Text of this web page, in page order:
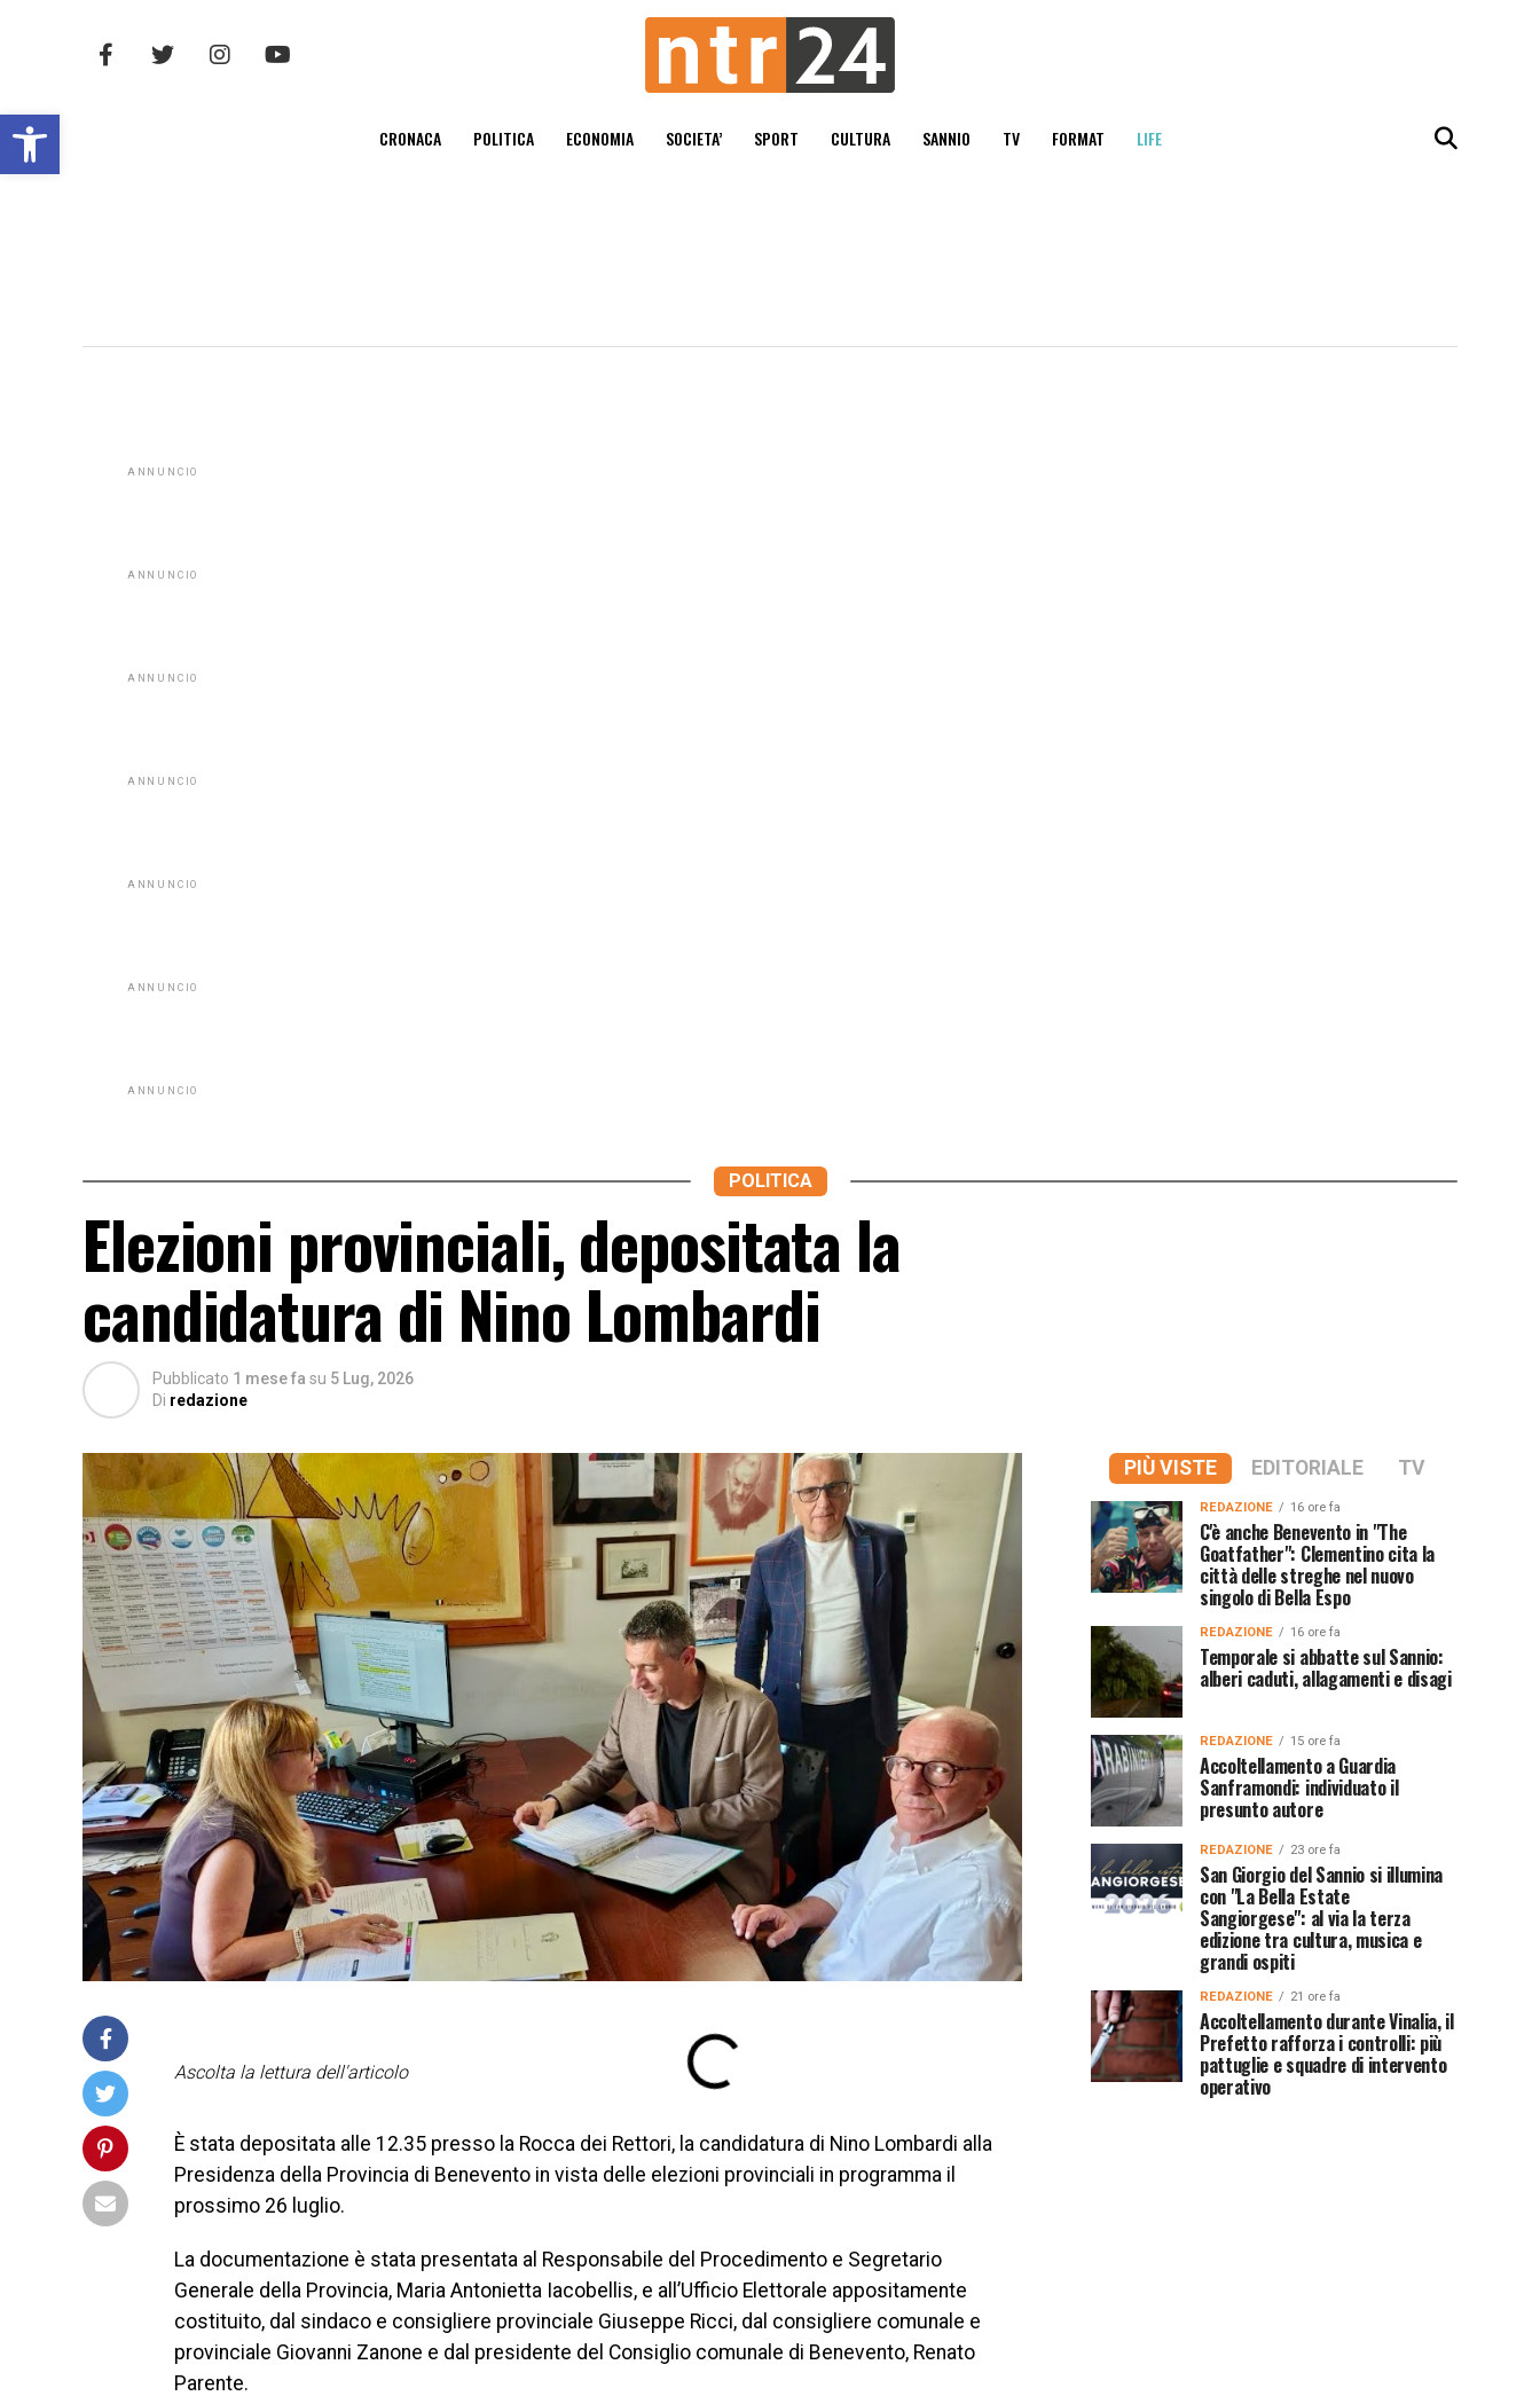
Open toolbar CRONACA POLITICA ECONOMIA SOCIETA’ SPORT CULTURA SANNIO TV FORMAT LIFE
ANNUNCIO
ANNUNCIO
ANNUNCIO
ANNUNCIO
ANNUNCIO
ANNUNCIO
ANNUNCIO
POLITICA
Elezioni provinciali, depositata la
candidatura di Nino Lombardi
Pubblicato 1 mese fa su 5 Lug, 2026
Di redazione
Ascolta la lettura dell'articolo
È stata depositata alle 12.35 presso la Rocca dei Rettori, la candidatura di Nino Lombardi alla
Presidenza della Provincia di Benevento in vista delle elezioni provinciali in programma il
prossimo 26 luglio.
La documentazione è stata presentata al Responsabile del Procedimento e Segretario
Generale della Provincia, Maria Antonietta Iacobellis, e all’Ufficio Elettorale appositamente
costituito, dal sindaco e consigliere provinciale Giuseppe Ricci, dal consigliere comunale e
provinciale Giovanni Zanone e dal presidente del Consiglio comunale di Benevento, Renato
Parente.
PIÙ VISTE EDITORIALE TV
REDAZIONE 16 ore fa
C'è anche Benevento in "The
Goatfather": Clementino cita la
città delle streghe nel nuovo
singolo di Bella Espo
REDAZIONE 16 ore fa
Temporale si abbatte sul Sannio:
alberi caduti, allagamenti e disagi
REDAZIONE 15 ore fa
Accoltellamento a Guardia
Sanframondi: individuato il
presunto autore
REDAZIONE 23 ore fa
San Giorgio del Sannio si illumina
con "La Bella Estate
Sangiorgese": al via la terza
edizione tra cultura, musica e
grandi ospiti
REDAZIONE 21 ore fa
Accoltellamento durante Vinalia, il
Prefetto rafforza i controlli: più
pattuglie e squadre di intervento
operativo